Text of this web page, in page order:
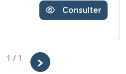
Consulter
1 / 1